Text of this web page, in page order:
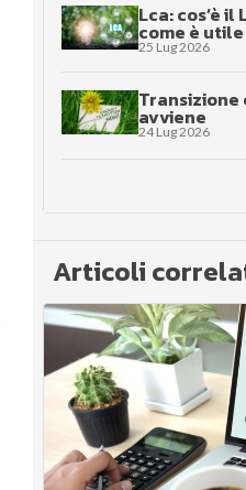
Lca: cos’è il
come è
25 Lug 2026
Transizione
avviene
24 Lug 2026
Articoli